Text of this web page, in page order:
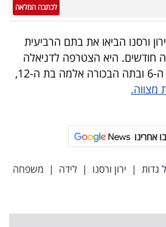
לכתבה המלאה
ורסנו הביאו את בתם הרביעית
חודשים. היא הצטרפה לדניאלה
12,
מצווה.
אחרינו
גדות | ירון ורסנו | לידה | משפחה